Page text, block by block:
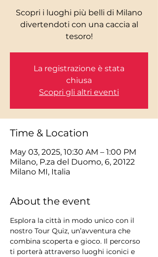
Scopri i luoghi più belli di Milano
divertendoti con una caccia al
tesoro!
La registrazione è stata
chiusa
Scopri gli altri eventi
Time & Location
May 03, 2025, 10:30 AM – 1:00 PM
Milano, P.za del Duomo, 6, 20122
Milano MI, Italia
About the event
Esplora la città in modo unico con il
nostro Tour Quiz, un’avventura che
combina scoperta e gioco. Il percorso
ti porterà attraverso luoghi iconici e